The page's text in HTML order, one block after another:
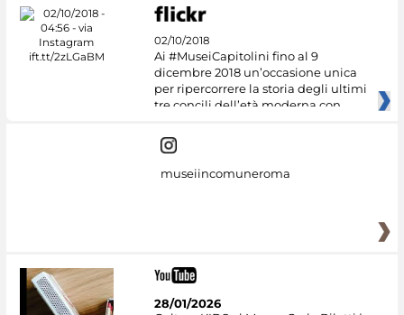
02/10/2018
Ai #MuseiCapitolini fino al 9
dicembre 2018 un’occasione unica
per ripercorrere la storia degli ultimi
tre concili dell’età moderna con
museiincomuneroma
28/01/2026